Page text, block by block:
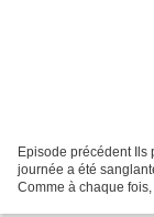
Episode précédent Ils
journée a été
Comme à chaque